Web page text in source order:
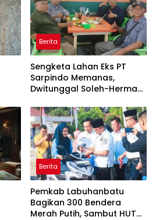
Berita
Sengketa Lahan Eks PT
Sarpindo Memanas,
Dwitunggal Soleh-Herman
ke Pulau Rupat
Berita
Pemkab Labuhanbatu
Bagikan 300 Bendera
Merah Putih, Sambut HUT